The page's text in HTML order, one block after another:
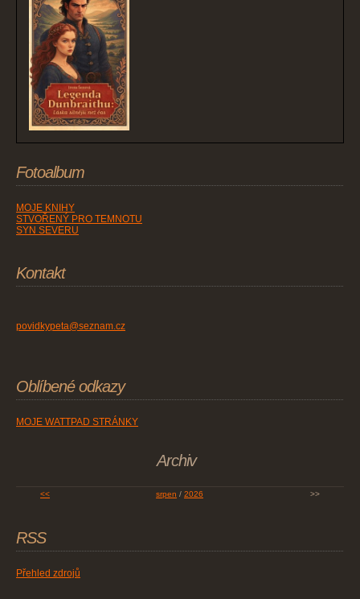
Fotoalbum
MOJE KNIHY
STVOŘENÝ PRO TEMNOTU
SYN SEVERU
Kontakt
povidkypeta@seznam.cz
Oblíbené odkazy
MOJE WATTPAD STRÁNKY
Archiv
<< srpen / 2026 >>
RSS
Přehled zdrojů